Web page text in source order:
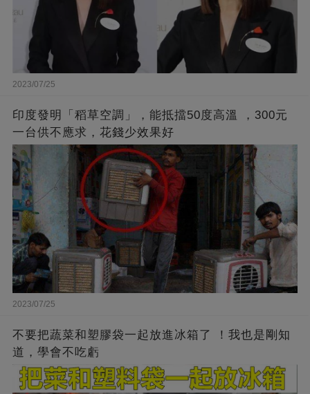
2023/07/25
印度發明「稻草空調」，能抵擋50度高溫 ，300元
一台供不應求，花錢少效果好
2023/07/25
不要把蔬菜和塑膠袋一起放進冰箱了 ！我也是剛知
道，學會不吃虧